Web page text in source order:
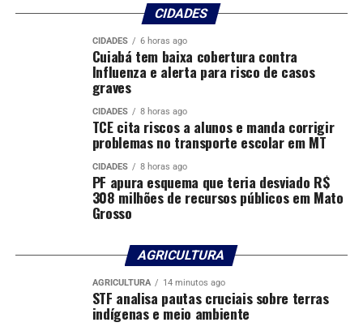
CIDADES
CIDADES 6 horas ago
Cuiabá tem baixa cobertura contra
Influenza e alerta para risco de casos
graves
CIDADES 8 horas ago
TCE cita riscos a alunos e manda corrigir
problemas no transporte escolar em MT
CIDADES 8 horas ago
PF apura esquema que teria desviado R$
308 milhões de recursos públicos em Mato
Grosso
AGRICULTURA
AGRICULTURA 14 minutos ago
STF analisa pautas cruciais sobre terras
indígenas e meio ambiente